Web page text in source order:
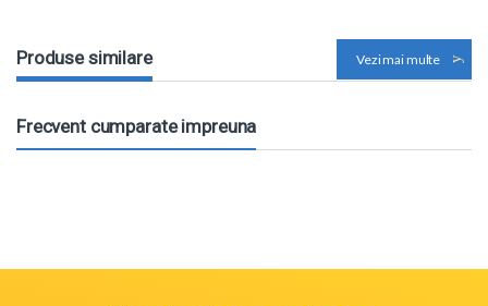
Produse similare Vezi mai multe
Frecvent cumparate impreuna